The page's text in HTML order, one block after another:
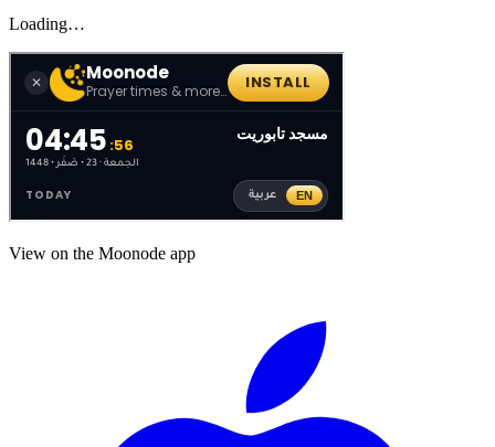
Loading…
View on the Moonode app